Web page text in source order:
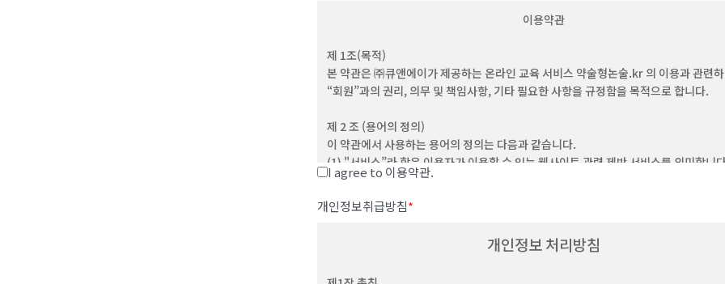
이용약관
제 1조(목적)
본 약관은 ㈜큐앤에이가 제공하는 온라인 교육 서비스 약술형논술.kr 의 이용과 관련
“회원”과의 권리, 의무 및 책임사항, 기타 필요한 사항을 규정함을 목적으로 합니다.
제 2 조 (용어의 정의)
이 약관에서 사용하는 용어의 정의는 다음과 같습니다.
(1) "서비스”라 함은 이용자가 이용할 수 있는 웹사이트 관련 제반 서비스를 의미합니
(2) “이용자”라 함은 회사의 웹사이트에 접속하여 본 약관에 따라 회사가 제공하는 콘텐
제반 서비스를 이용하는 회원 및 비회원을 말합니다.
(3) ‘회원’이라 함은 이 약관에 동의하고 ID를 부여 받은 개인 및 단체를 말합니다.
I agree to 이용약관.
개인정보취급방침*
개인정보 처리방침